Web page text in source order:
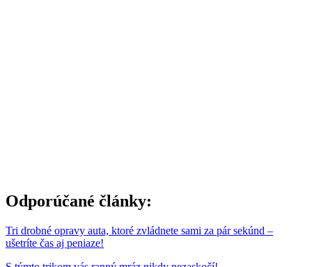
Odporúčané články:
Tri drobné opravy auta, ktoré zvládnete sami za pár sekúnd –
ušetríte čas aj peniaze!